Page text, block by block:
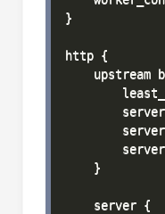
}
http {
upstream
    }
    server {